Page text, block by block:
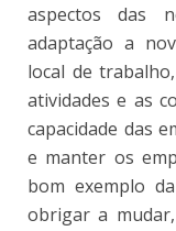
aspectos das
adaptação a
local de
atividades e as
capacidade das
e manter os
bom exemplo
obrigar a